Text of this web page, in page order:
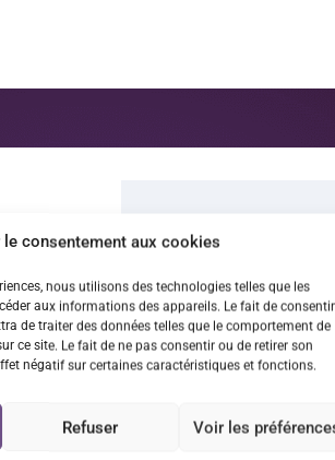
le consentement aux cookies
nous utilisons des technologies telles que les
aux informations des appareils. Le fait de
de traiter des données telles que le comportement de
ce site. Le fait de ne pas consentir ou de retirer son
négatif sur certaines caractéristiques et fonctions.
Refuser Voir les
vous